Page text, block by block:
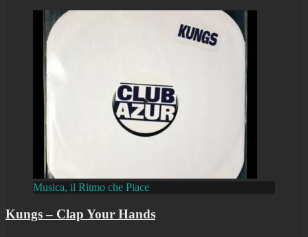
Musica, il Ritmo che Piace
Kungs – Clap Your Hands